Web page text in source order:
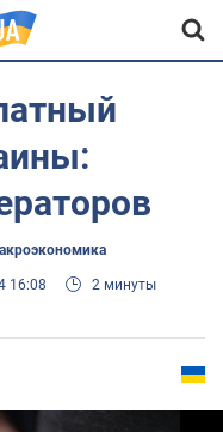
16:08
2 минуты